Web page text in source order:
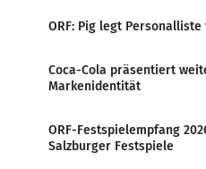
ORF: Pig legt Personalliste
Coca-Cola präsentiert
Markenidentität
ORF-Festspielempfang
Salzburger Festspiele